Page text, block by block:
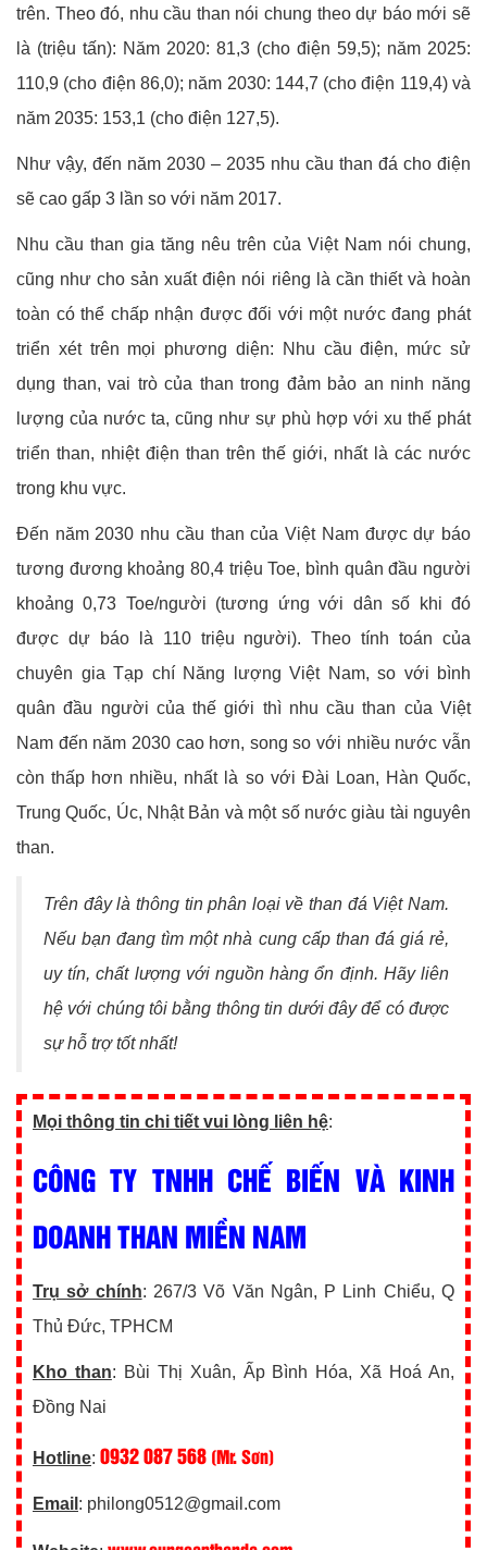
trên. Theo đó, nhu cầu than nói chung theo dự báo mới sẽ
là (triệu tấn): Năm 2020: 81,3 (cho điện 59,5); năm 2025:
110,9 (cho điện 86,0); năm 2030: 144,7 (cho điện 119,4) và
năm 2035: 153,1 (cho điện 127,5).
Như vậy, đến năm 2030 – 2035 nhu cầu than đá cho điện
sẽ cao gấp 3 lần so với năm 2017.
Nhu cầu than gia tăng nêu trên của Việt Nam nói chung,
cũng như cho sản xuất điện nói riêng là cần thiết và hoàn
toàn có thể chấp nhận được đối với một nước đang phát
triển xét trên mọi phương diện: Nhu cầu điện, mức sử
dụng than, vai trò của than trong đảm bảo an ninh năng
lượng của nước ta, cũng như sự phù hợp với xu thế phát
triển than, nhiệt điện than trên thế giới, nhất là các nước
trong khu vực.
Đến năm 2030 nhu cầu than của Việt Nam được dự báo
tương đương khoảng 80,4 triệu Toe, bình quân đầu người
khoảng 0,73 Toe/người (tương ứng với dân số khi đó
được dự báo là 110 triệu người). Theo tính toán của
chuyên gia Tạp chí Năng lượng Việt Nam, so với bình
quân đầu người của thế giới thì nhu cầu than của Việt
Nam đến năm 2030 cao hơn, song so với nhiều nước vẫn
còn thấp hơn nhiều, nhất là so với Đài Loan, Hàn Quốc,
Trung Quốc, Úc, Nhật Bản và một số nước giàu tài nguyên
than.
Trên đây là thông tin phân loại về than đá Việt Nam.
Nếu bạn đang tìm một nhà cung cấp than đá giá rẻ,
uy tín, chất lượng với nguồn hàng ổn định. Hãy liên
hệ với chúng tôi bằng thông tin dưới đây để có được
sự hỗ trợ tốt nhất!
Mọi thông tin chi tiết vui lòng liên hệ:
CÔNG TY TNHH CHẾ BIẾN VÀ KINH
DOANH THAN MIỀN NAM
Trụ sở chính: 267/3 Võ Văn Ngân, P Linh Chiểu, Q
Thủ Đức, TPHCM
Kho than: Bùi Thị Xuân, Ấp Bình Hóa, Xã Hoá An,
Đồng Nai
Hotline: 0932 087 568 (Mr. Sơn)
Email : philong0512@gmail.com